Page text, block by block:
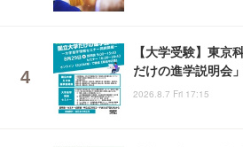
【大学受験】東京
だけの進学説明会
2026.8.7 Fri 17:15